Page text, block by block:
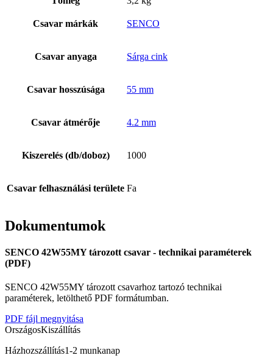
Csavar márkák SENCO
Csavar anyaga Sárga cink
Csavar hosszúsága 55 mm
Csavar átmérője 4.2 mm
Kiszerelés (db/doboz) 1000
Csavar felhasználási területe Fa
Dokumentumok
SENCO 42W55MY tározott csavar - technikai paraméterek
(PDF)
SENCO 42W55MY tározott csavarhoz tartozó technikai
paraméterek, letölthető PDF formátumban.
PDF fájl megnyitása
OrszágosKiszállítás
Házhozszállítás1-2 munkanap